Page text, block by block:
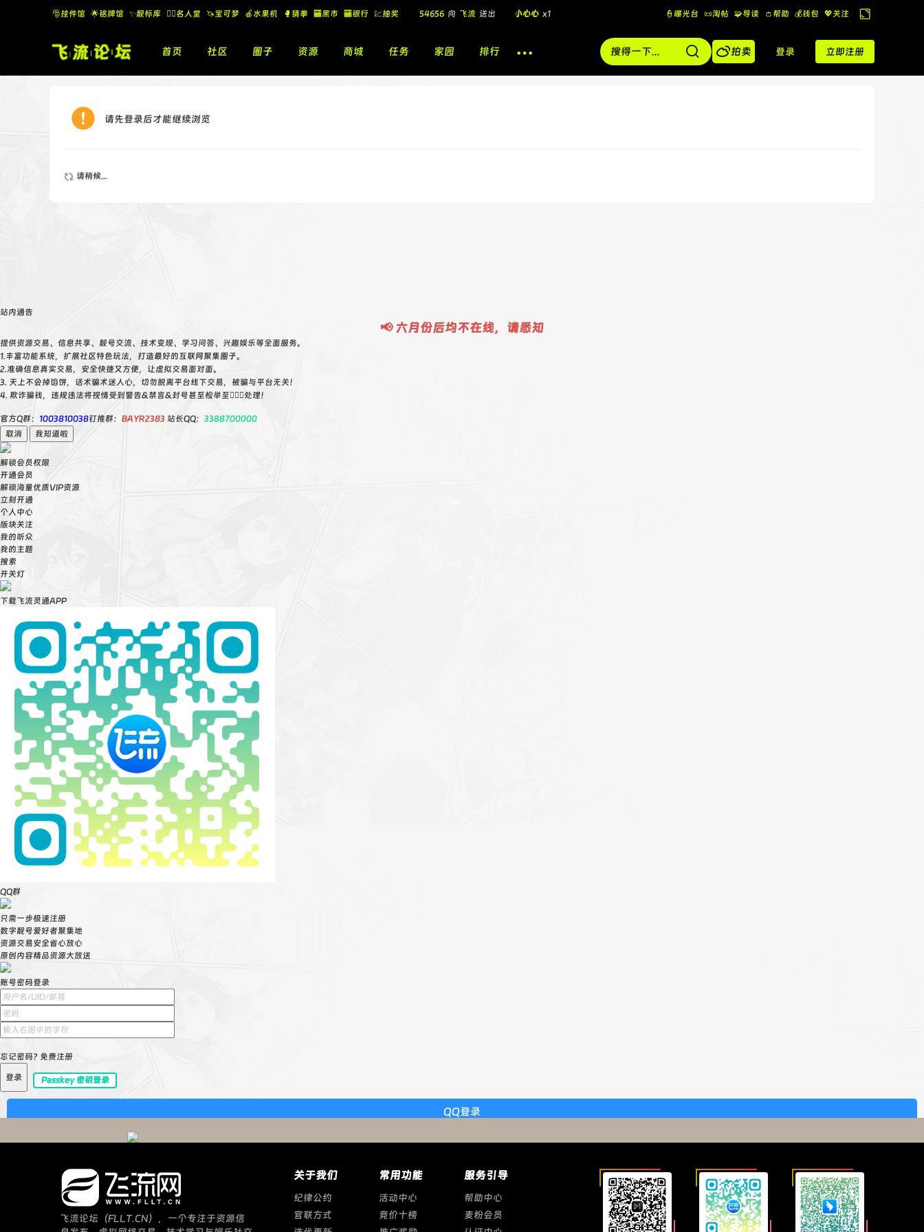
🎅挂件馆 🌟铭牌馆 ✨️靓标库 🧚‍♂️名人堂 🦄宝可梦 🍎水果机 🥊猜拳 🏧黑市 🏧银行 💹抽奖
🎁
54656 向 飞流 送出 小心心 x1
飞流 向 北 酷盖墨镜
飞流 向 北 送出 小心心 x1
👮曝光台 📜淘帖 🧩导读 👛帮助 💰️钱包 💖关注
换
到
宽
版
首页 社区 圈子 资源 商城 任务 家园 排行 拍卖 登录 立即注册
请先登录后才能继续浏览
请稍候...
站内通告
📢 六月份后均不在线，请悉知
提供资源交易、信息共享、靓号交流、技术变现、学习问答、兴趣娱乐等全面服务。
1.丰富功能系统，扩展社区特色玩法，打造最好的互联网聚集圈子。
2.准确信息真实交易，安全快捷又方便，让虚拟交易面对面。
3. 天上不会掉馅饼，话术骗术迷人心，切勿脱离平台线下交易，被骗与平台无关！
4. 欺诈骗钱，违规违法将视情受到警告&禁言&封号甚至检举至👮🏻‍♀️处理！
官方Q群： 1003810038钉推群： BAYR2383 站长QQ： 3388700000
取消
我知道啦
解锁会员权限
开通会员
解锁海量优质VIP资源
立刻开通
个人中心
版块关注
我的听众
我的主题
搜索
开关灯
下载飞流灵通APP
QQ群
只需一步极速注册
数字靓号爱好者聚集地
资源交易安全省心放心
原创内容精品资源大放送
账号密码登录
忘记密码? 免费注册
登录 Passkey 密钥登录
QQ登录
飞流论坛（FLLT.CN），一个专注于资源信
关于我们
纪律公约
官联方式
常用功能
活动中心
竞价十榜
服务引导
帮助中心
麦粉会员